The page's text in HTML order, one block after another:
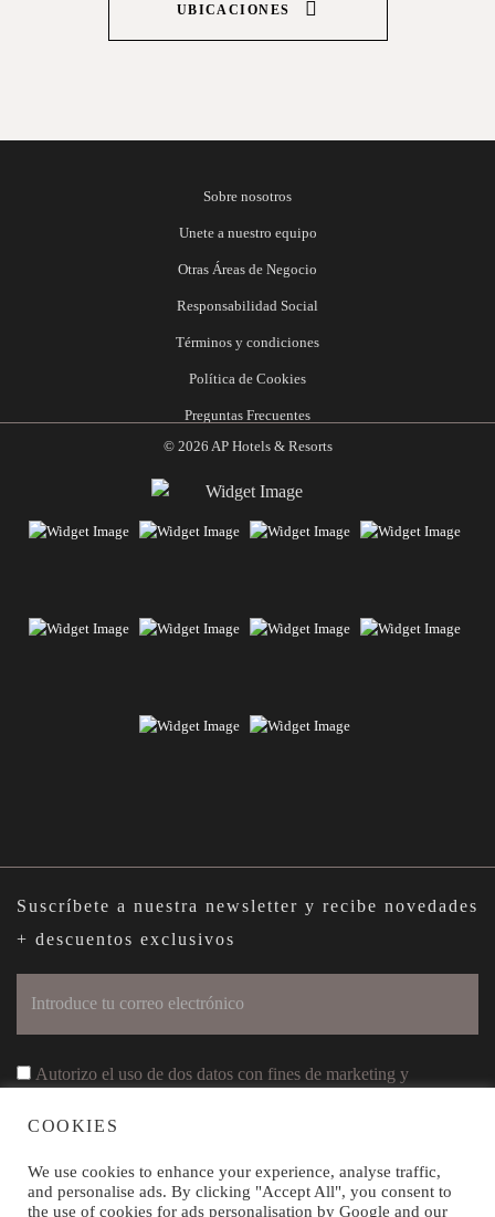
UBICACIONES
Sobre nosotros
Unete a nuestro equipo
Otras Áreas de Negocio
Responsabilidad Social
Términos y condiciones
Política de Cookies
Preguntas Frecuentes
© 2026 AP Hotels & Resorts
Suscríbete a nuestra newsletter y recibe novedades
+ descuentos exclusivos
Autorizo ​​el uso de dos datos con fines de marketing y
Declaro que he leído y acepto las
COOKIES
We use cookies to enhance your experience, analyse traffic,
and personalise ads. By clicking "Accept All", you consent to
the use of cookies for ads personalisation by Google and our